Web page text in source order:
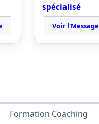
spécialisé
Voir l'Message
Formation Coaching